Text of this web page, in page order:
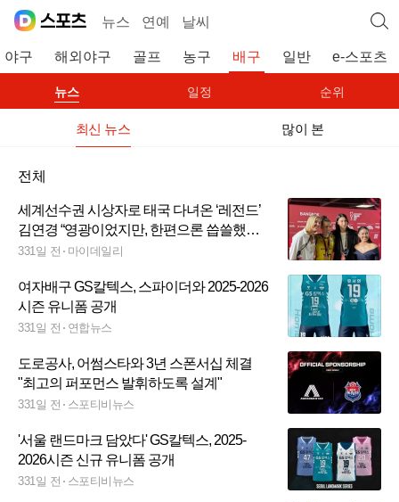
뉴스 연예 날씨
야구 해외야구 골프 농구 배구 일반 e-스포츠
뉴스 일정 순위
최신 뉴스 많이 본
전체
세계선수권 시상자로 태국 다녀온 ‘레전드’
김연경 “영광이었지만, 한편으론 씁쓸했
다”[MD더발리볼]
331일 전 마이데일리
여자배구 GS칼텍스, 스파이더와 2025-2026
시즌 유니폼 공개
331일 전 연합뉴스
도로공사, 어썸스타와 3년 스폰서십 체결
"최고의 퍼포먼스 발휘하도록 설계"
331일 전 스포티비뉴스
'서울 랜드마크 담았다' GS칼텍스, 2025-
2026시즌 신규 유니폼 공개
331일 전 스포티비뉴스